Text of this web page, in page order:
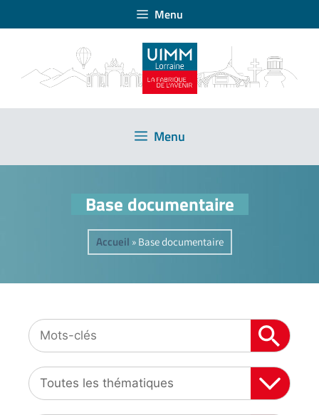
Menu
Menu
Base documentaire
Accueil » Base documentaire